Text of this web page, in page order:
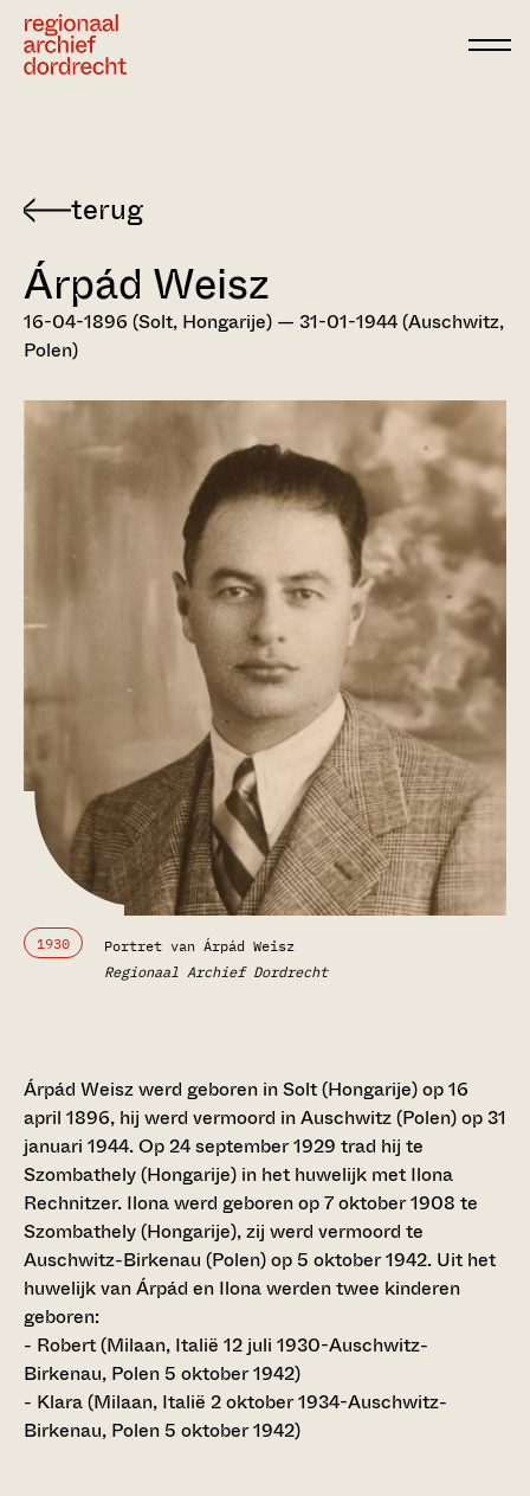
Terug
Dordts
biografisch
woordenboek
Árpád Weisz
16-04-1896 (Solt, Hongarije) — 31-01-1944 (Auschwitz,
Polen)
Portret van Árpád Weisz
Regionaal Archief Dordrecht
1930
Árpád Weisz werd geboren in Solt (Hongarije) op 16
april 1896, hij werd vermoord in Auschwitz (Polen) op 31
januari 1944. Op 24 september 1929 trad hij te
Szombathely (Hongarije) in het huwelijk met Ilona
Rechnitzer. Ilona werd geboren op 7 oktober 1908 te
Szombathely (Hongarije), zij werd vermoord te
Auschwitz-Birkenau (Polen) op 5 oktober 1942. Uit het
huwelijk van Árpád en Ilona werden twee kinderen
geboren:
- Robert (Milaan, Italië 12 juli 1930-Auschwitz-
Birkenau, Polen 5 oktober 1942)
- Klara (Milaan, Italië 2 oktober 1934-Auschwitz-
Birkenau, Polen 5 oktober 1942)